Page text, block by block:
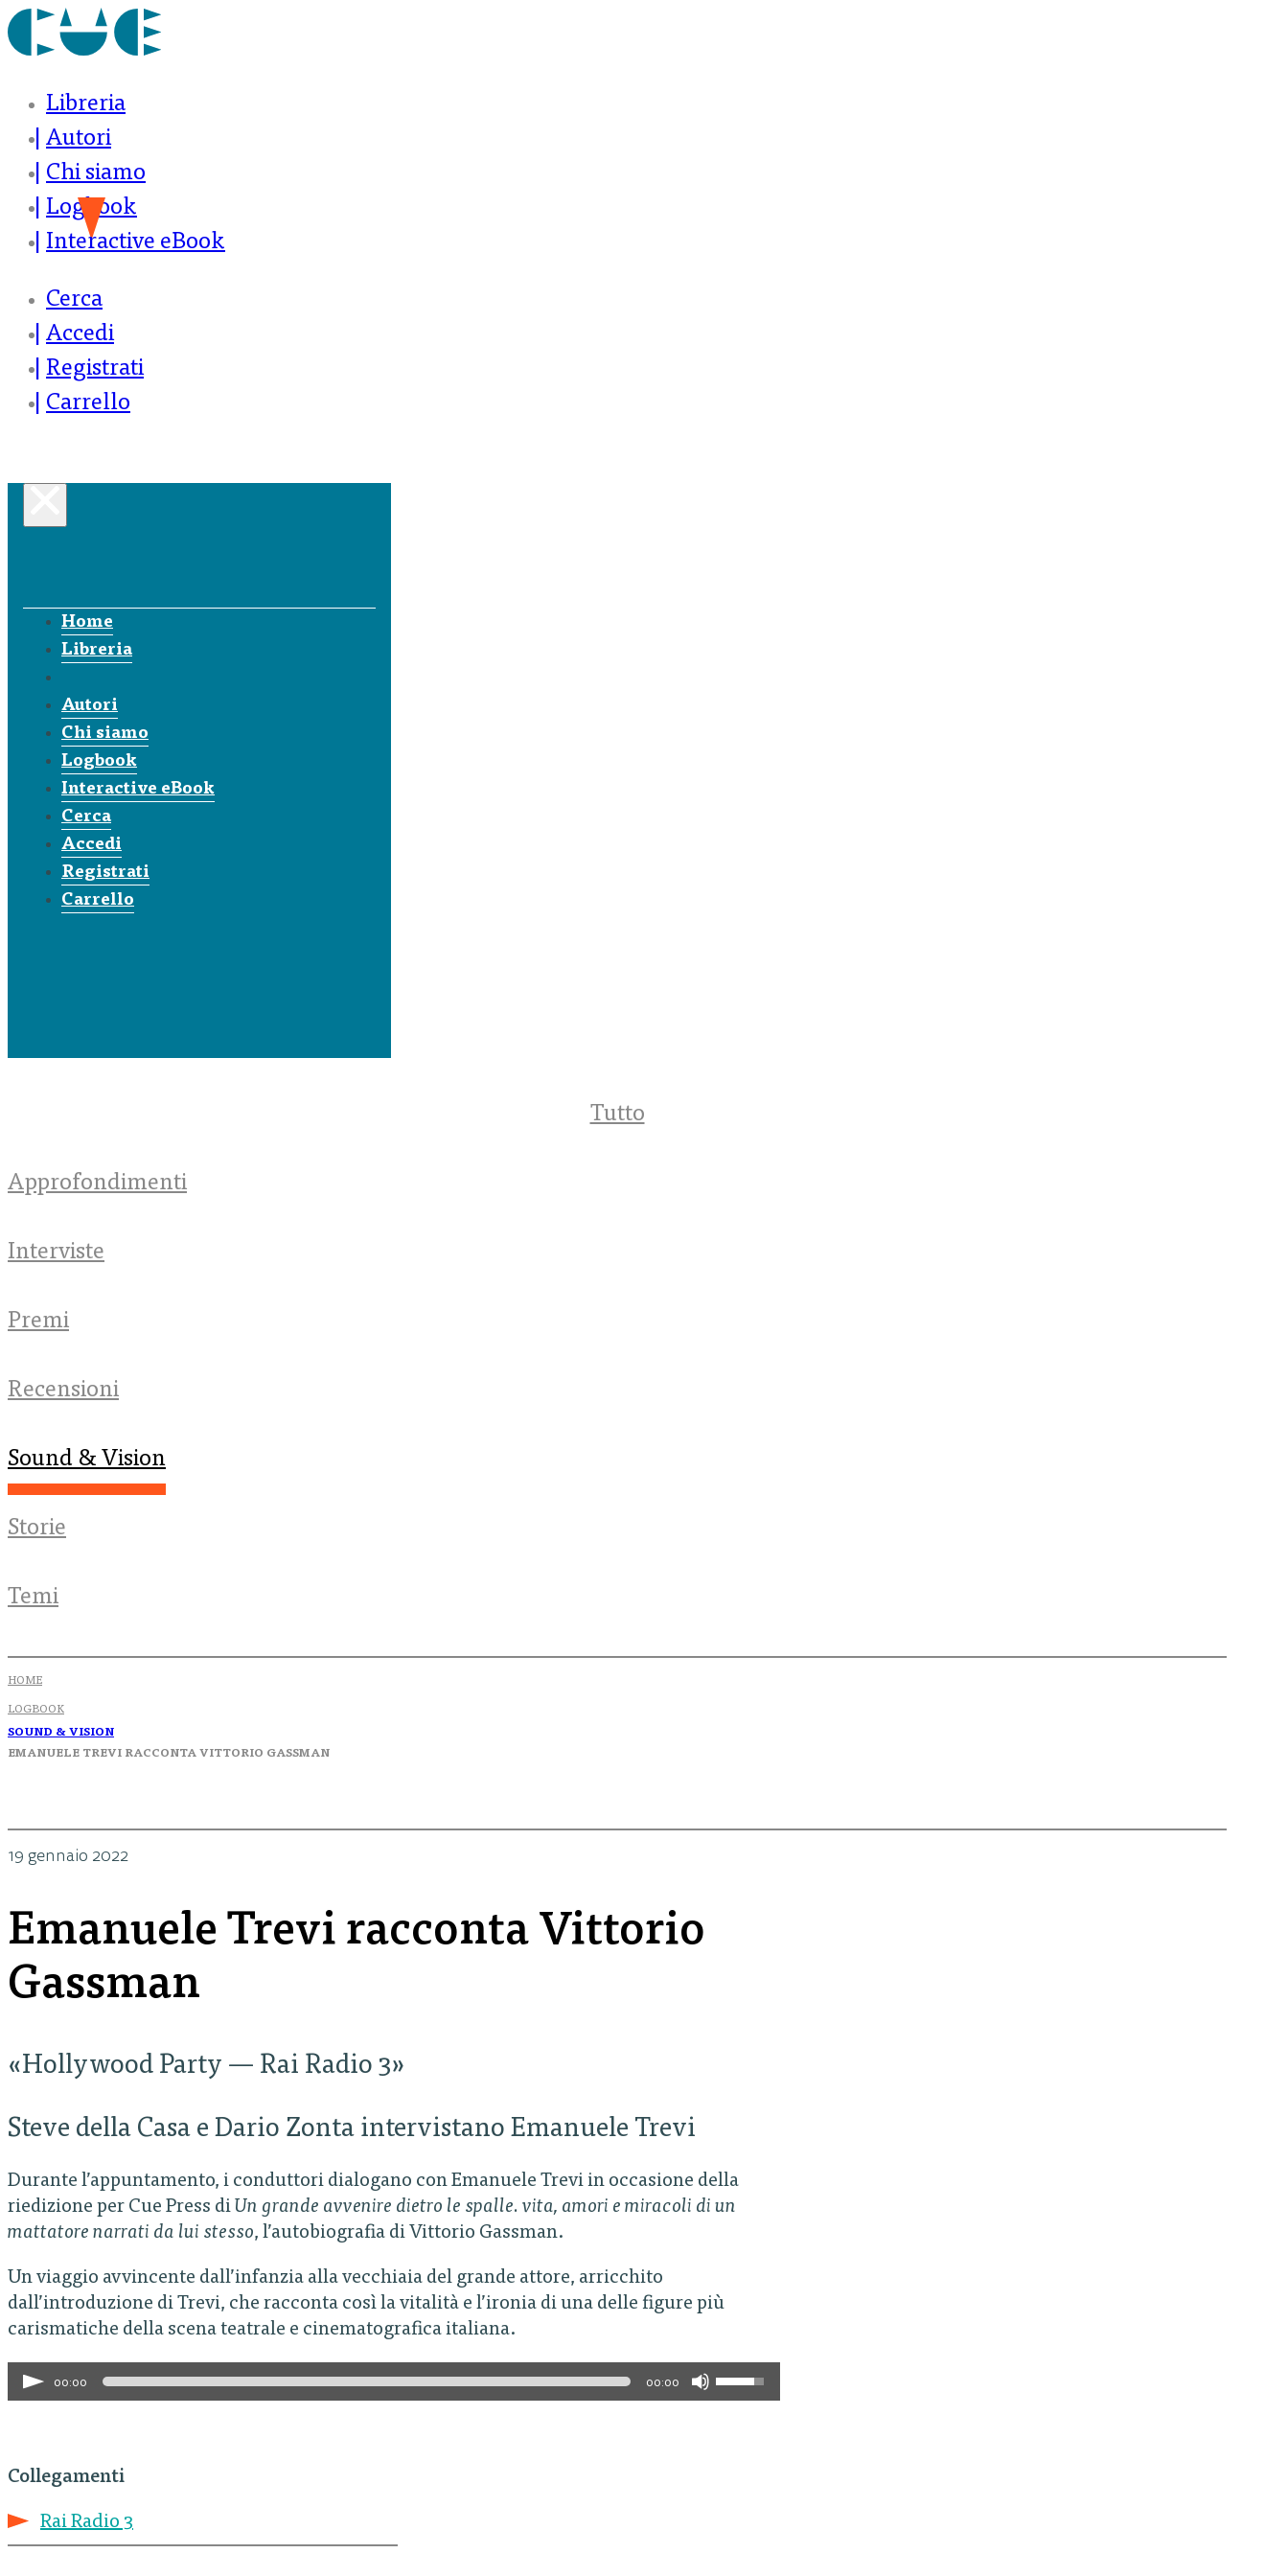
Libreria
Autori
Chi siamo
Logbook
Interactive eBook
Cerca
Accedi
Registrati
Carrello
Home
Libreria
Autori
Chi siamo
Logbook
Interactive eBook
Cerca
Accedi
Registrati
Carrello
Tutto
Approfondimenti
Interviste
Premi
Recensioni
Sound & Vision
Storie
Temi
HOME
LOGBOOK
SOUND & VISION
EMANUELE TREVI RACCONTA VITTORIO GASSMAN
19 gennaio 2022
Emanuele Trevi racconta Vittorio
Gassman
«Hollywood Party — Rai Radio 3»
Steve della Casa e Dario Zonta intervistano Emanuele Trevi
Durante l’appuntamento, i conduttori dialogano con Emanuele Trevi in occasione della
riedizione per Cue Press di Un grande avvenire dietro le spalle. vita, amori e miracoli di un
mattatore narrati da lui stesso, l’autobiografia di Vittorio Gassman.
Un viaggio avvincente dall’infanzia alla vecchiaia del grande attore, arricchito
dall’introduzione di Trevi, che racconta così la vitalità e l’ironia di una delle figure più
carismatiche della scena teatrale e cinematografica italiana.
Audio
Player
00:00 00:00
Use
Up/Down
Collegamenti
Rai Radio 3